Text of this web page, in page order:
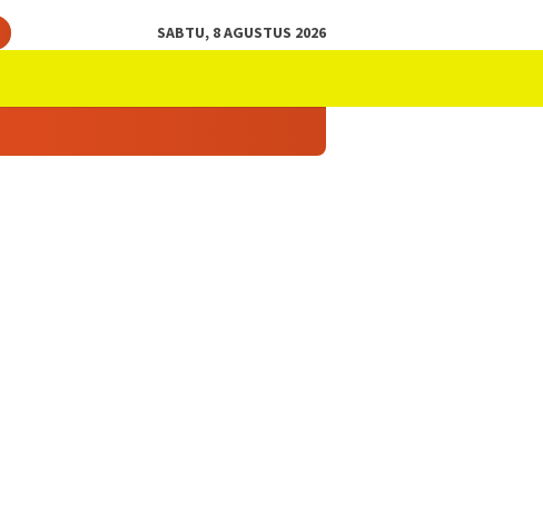
SABTU, 8 AGUSTUS 2026